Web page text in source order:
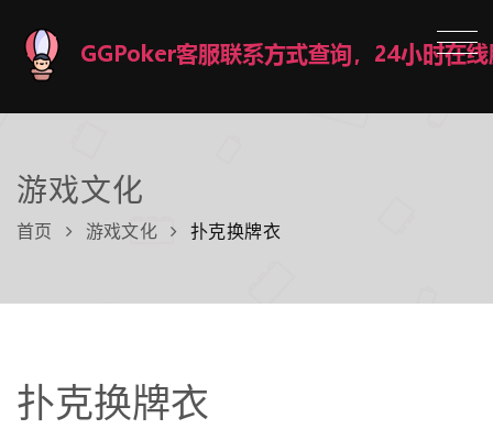
游戏文化
首页 游戏文化 扑克换牌衣
扑克换牌衣